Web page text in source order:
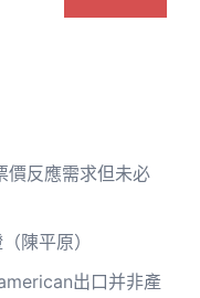
價反應需求但未必
陳平原）
出口并非產